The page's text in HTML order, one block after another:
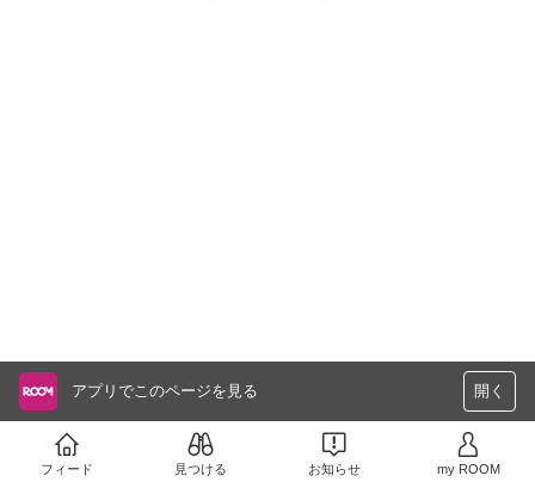
アプリでこのページを見る 開く
フィード 見つける お知らせ my ROOM